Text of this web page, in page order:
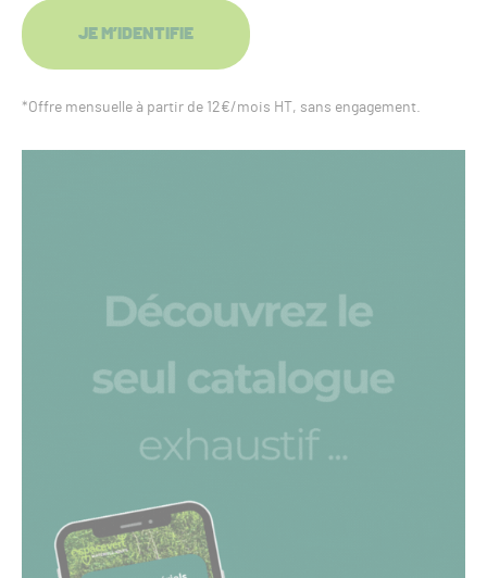
JE M’IDENTIFIE
*Offre mensuelle à partir de 12€/mois HT, sans engagement.